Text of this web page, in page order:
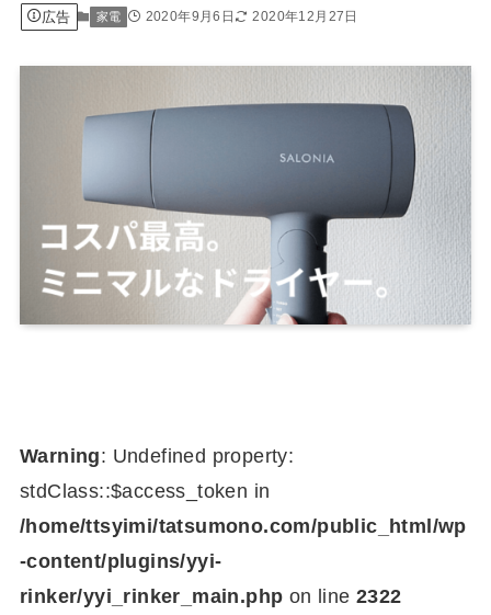
広告 家電 2020年9月6日 2020年12月27日
Warning: Undefined property:
stdClass::$access_token in
/home/ttsyimi/tatsumono.com/public_html/wp
-content/plugins/yyi-
rinker/yyi_rinker_main.php on line2322